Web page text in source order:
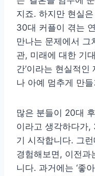
지죠. 하지만 현실
30대 커플이 겪는
만나는 문제에서 그
관, 미래에 대한 기
간’이라는 현실적
나 아예 멈추게 만
많은 분들이 20대
이라고 생각하다가,
기 시작합니다. 그
경험해보면, 이전과
니다. 과거에는 ‘좋